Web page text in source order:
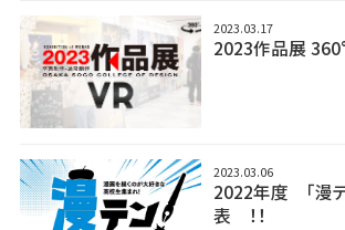
2023.03.17
2023作品展
2023.03.06
2022年度 「漫テ
表 ！！